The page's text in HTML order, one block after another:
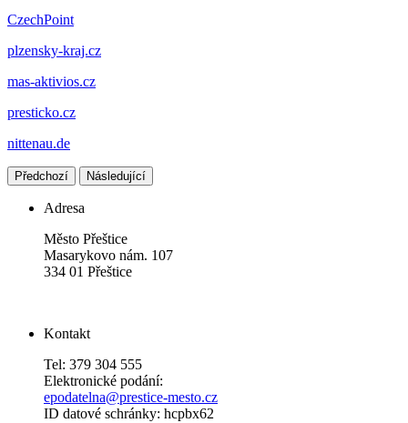
CzechPoint
plzensky-kraj.cz
mas-aktivios.cz
presticko.cz
nittenau.de
Předchozí Následující
Adresa
Město Přeštice
Masarykovo nám. 107
334 01 Přeštice
Kontakt
Tel: 379 304 555
Elektronické podání:
epodatelna@prestice-mesto.cz
ID datové schránky: hcpbx62